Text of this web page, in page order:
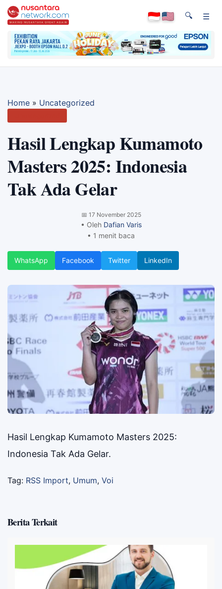
🔍 ☰
Home » Uncategorized
Hasil Lengkap Kumamoto
Masters 2025: Indonesia
Tak Ada Gelar
📅 17 November 2025
• Oleh Dafian Varis
• 1 menit baca
WhatsApp Facebook Twitter LinkedIn
Hasil Lengkap Kumamoto Masters 2025:
Indonesia Tak Ada Gelar.
Tag: RSS Import, Umum, Voi
Berita Terkait